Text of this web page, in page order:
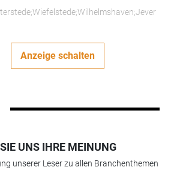
Anzeige schalten
UNS IHRE MEINUNG
unserer Leser zu allen Branchenthemen